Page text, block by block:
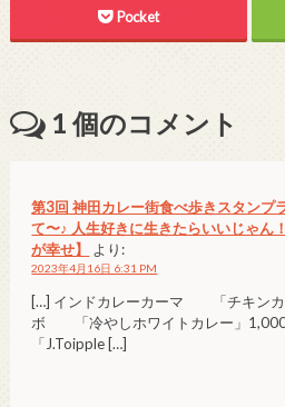
Pocket
1個のコメント
第3回 神田カレー街食べ歩きスタンプ
て〜♪ 人生好きに生きたらいいじゃん
が幸せ】
より:
2023年4月16日 6:31 PM
[…] インドカレーカーマ 「チキンカ
ボ 「冷やしホワイトカレー」
「J.Toipple […]